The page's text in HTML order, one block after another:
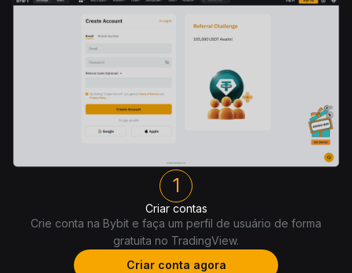
1
Criar contas
Crie conta na Bybit e faça um perfil de usuário de forma
gratuita no TradingView.
Criar conta agora